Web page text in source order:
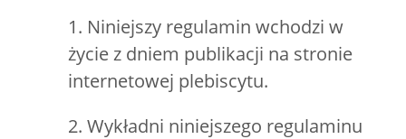
1. Niniejszy regulamin wchodzi w
życie z dniem publikacji na stronie
internetowej plebiscytu.
2. Wykładni niniejszego regulaminu